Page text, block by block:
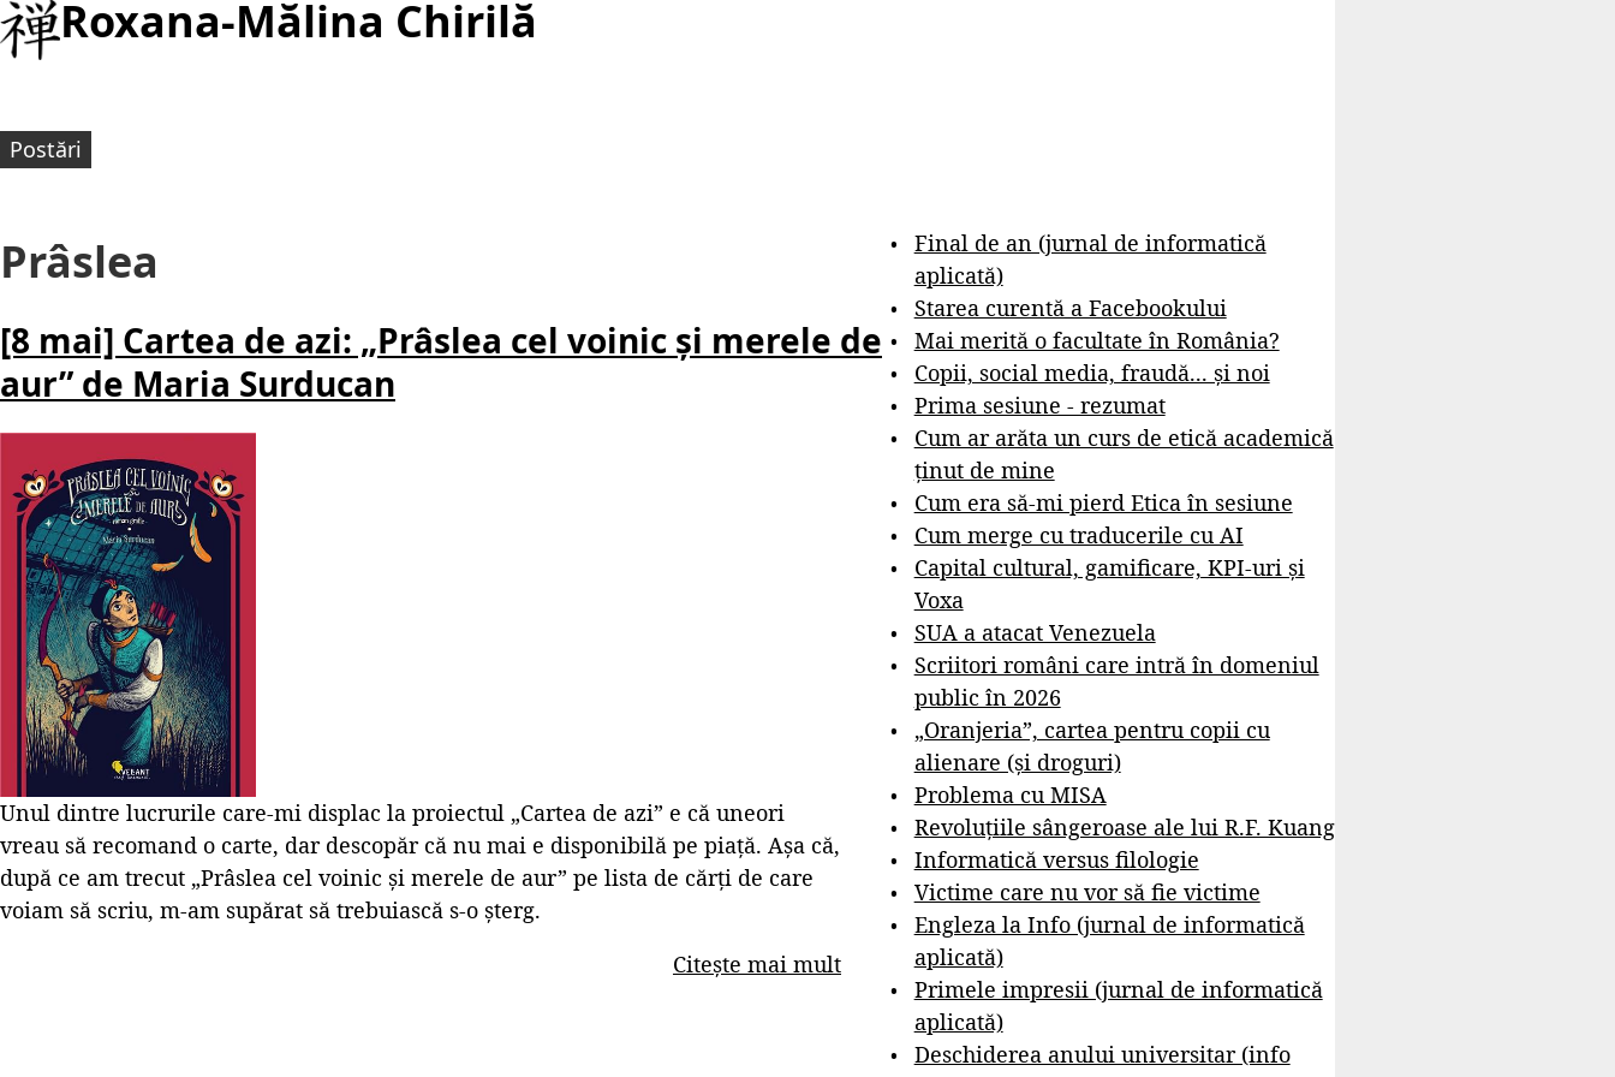
Roxana-Mălina Chirilă
Postări
Prâslea
[8 mai] Cartea de azi: „Prâslea cel voinic și merele de
aur” de Maria Surducan
Unul dintre lucrurile care-mi displac la proiectul „Cartea de azi” e că uneori
vreau să recomand o carte, dar descopăr că nu mai e disponibilă pe piață. Așa că,
după ce am trecut „Prâslea cel voinic și merele de aur” pe lista de cărți de care
voiam să scriu, m-am supărat să trebuiască s-o șterg.
Citește mai mult
Final de an (jurnal de informatică
aplicată)
Starea curentă a Facebookului
Mai merită o facultate în România?
Copii, social media, fraudă... și noi
Prima sesiune - rezumat
Cum ar arăta un curs de etică academică
ținut de mine
Cum era să-mi pierd Etica în sesiune
Cum merge cu traducerile cu AI
Capital cultural, gamificare, KPI-uri și
Voxa
SUA a atacat Venezuela
Scriitori români care intră în domeniul
public în 2026
„Oranjeria”, cartea pentru copii cu
alienare (și droguri)
Problema cu MISA
Revoluțiile sângeroase ale lui R.F. Kuang
Informatică versus filologie
Victime care nu vor să fie victime
Engleza la Info (jurnal de informatică
aplicată)
Primele impresii (jurnal de informatică
aplicată)
Deschiderea anului universitar (info